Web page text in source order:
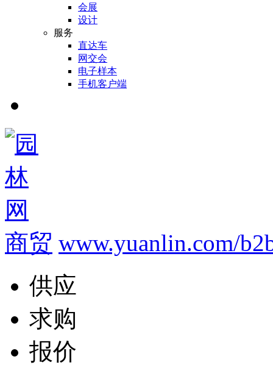
会展
设计
服务
直达车
网交会
电子样本
手机客户端
商贸 www.yuanlin.com/
供应
求购
报价